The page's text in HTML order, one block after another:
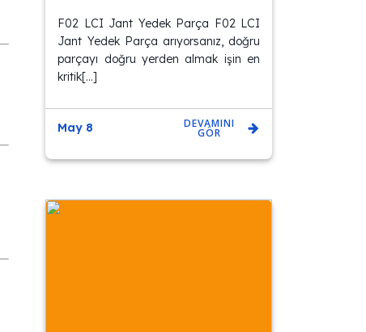
F02 LCI Jant Yedek Parça F02 LCI
Jant Yedek Parça arıyorsanız, doğru
parçayı doğru yerden almak işin en
kritik[…]
May 8 DEVAMINI
GÖR